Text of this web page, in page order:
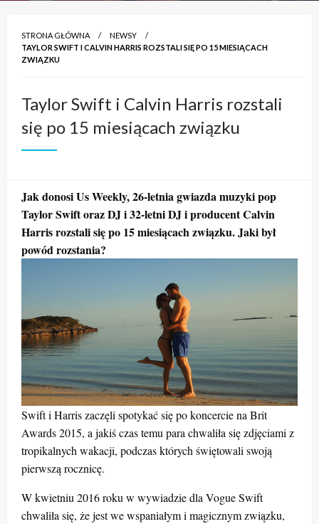
STRONA GŁÓWNA
NEWSY
TAYLOR SWIFT I CALVIN HARRIS ROZSTALI SIĘ PO 15 MIESIĄCACH
ZWIĄZKU
Taylor Swift i Calvin Harris rozstali
się po 15 miesiącach związku
Jak donosi Us Weekly, 26-letnia gwiazda muzyki pop
Taylor Swift oraz DJ i 32-letni DJ i producent Calvin
Harris rozstali się po 15 miesiącach związku. Jaki był
powód rozstania?
Swift i Harris zaczęli spotykać się po koncercie na Brit
Awards 2015, a jakiś czas temu para chwaliła się zdjęciami z
tropikalnych wakacji, podczas których świętowali swoją
pierwszą rocznicę.
W kwietniu 2016 roku w wywiadzie dla Vogue Swift
chwaliła się, że jest we wspaniałym i magicznym związku,